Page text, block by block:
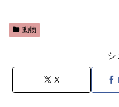
動物
シ
X